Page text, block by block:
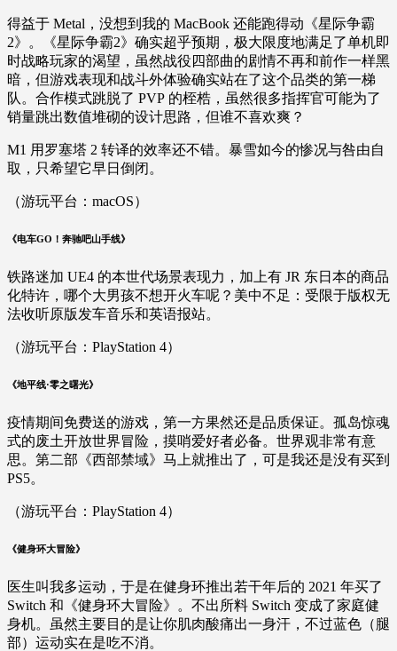
得益于 Metal，没想到我的 MacBook 还能跑得动《星际争霸
2》。《星际争霸2》确实超乎预期，极大限度地满足了单机即
时战略玩家的渴望，虽然战役四部曲的剧情不再和前作一样黑
暗，但游戏表现和战斗外体验确实站在了这个品类的第一梯
队。合作模式跳脱了 PVP 的桎梏，虽然很多指挥官可能为了
销量跳出数值堆砌的设计思路，但谁不喜欢爽？
M1 用罗塞塔 2 转译的效率还不错。暴雪如今的惨况与咎由自
取，只希望它早日倒闭。
（游玩平台：macOS）
《电车GO！奔驰吧山手线》
铁路迷加 UE4 的本世代场景表现力，加上有 JR 东日本的商品
化特许，哪个大男孩不想开火车呢？美中不足：受限于版权无
法收听原版发车音乐和英语报站。
（游玩平台：PlayStation 4）
《地平线·零之曙光》
疫情期间免费送的游戏，第一方果然还是品质保证。孤岛惊魂
式的废土开放世界冒险，摸哨爱好者必备。世界观非常有意
思。第二部《西部禁域》马上就推出了，可是我还是没有买到
PS5。
（游玩平台：PlayStation 4）
《健身环大冒险》
医生叫我多运动，于是在健身环推出若干年后的 2021 年买了
Switch 和《健身环大冒险》。不出所料 Switch 变成了家庭健
身机。虽然主要目的是让你肌肉酸痛出一身汗，不过蓝色（腿
部）运动实在是吃不消。